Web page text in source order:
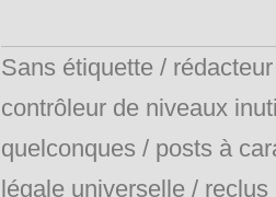
Sans étiquette /
contrôleur de niveaux
quelconques / posts à
légale universelle / reclus